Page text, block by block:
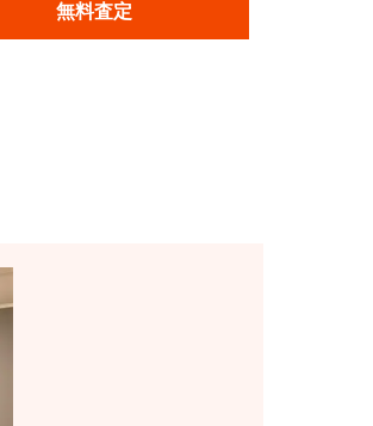
無料査定